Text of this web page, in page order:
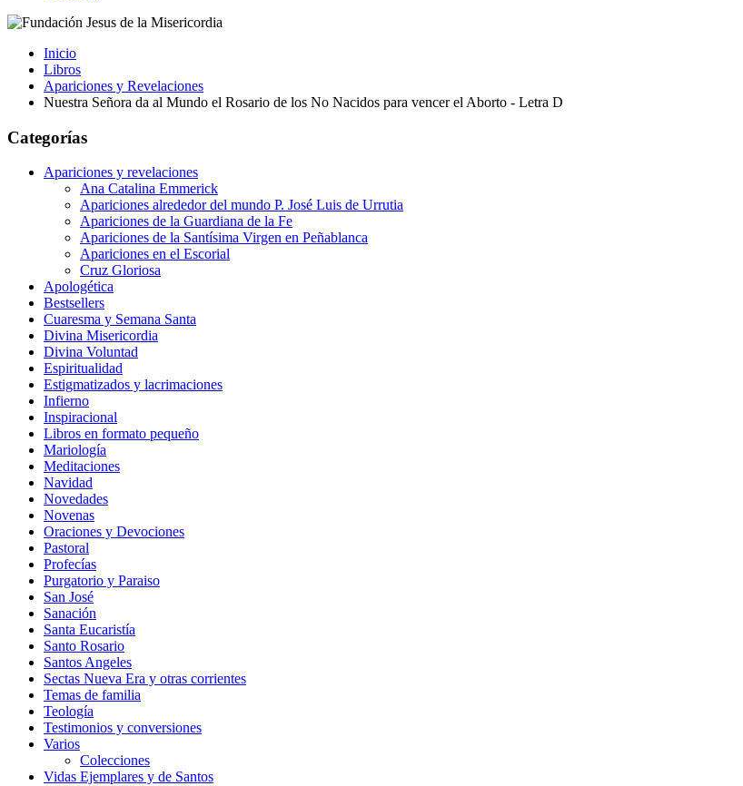
Inicio
Libros
Apariciones y Revelaciones
Nuestra Señora da al Mundo el Rosario de los No Nacidos para vencer el Aborto - Letra D
Categorías
Apariciones y revelaciones
Ana Catalina Emmerick
Apariciones alrededor del mundo P. José Luis de Urrutia
Apariciones de la Guardiana de la Fe
Apariciones de la Santísima Virgen en Peñablanca
Apariciones en el Escorial
Cruz Gloriosa
Apologética
Bestsellers
Cuaresma y Semana Santa
Divina Misericordia
Divina Voluntad
Espiritualidad
Estigmatizados y lacrimaciones
Infierno
Inspiracional
Libros en formato pequeño
Mariología
Meditaciones
Navidad
Novedades
Novenas
Oraciones y Devociones
Pastoral
Profecías
Purgatorio y Paraiso
San José
Sanación
Santa Eucaristía
Santo Rosario
Santos Angeles
Sectas Nueva Era y otras corrientes
Temas de familia
Teología
Testimonios y conversiones
Varios
Colecciones
Vidas Ejemplares y de Santos